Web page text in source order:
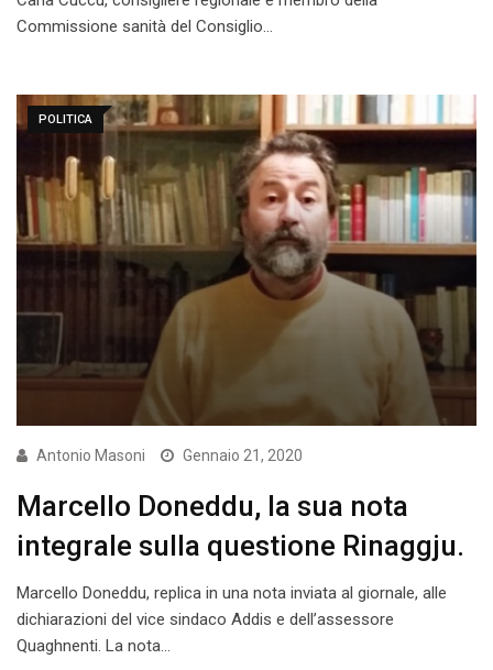
Commissione sanità del Consiglio…
POLITICA
Antonio Masoni Gennaio 21, 2020
Marcello Doneddu, la sua nota
integrale sulla questione Rinaggju.
Marcello Doneddu, replica in una nota inviata al giornale, alle
dichiarazioni del vice sindaco Addis e dell’assessore
Quaghnenti. La nota…